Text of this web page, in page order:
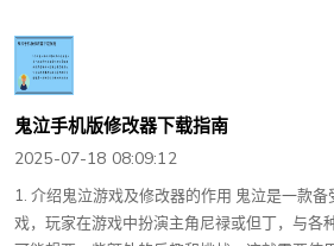
鬼泣手机版修改器下载指南
2025-07-18 08:09:12
1. 介绍鬼泣游戏及修改器的作用 鬼泣是一款
戏，玩家在游戏中扮演主角尼禄或但丁，与各